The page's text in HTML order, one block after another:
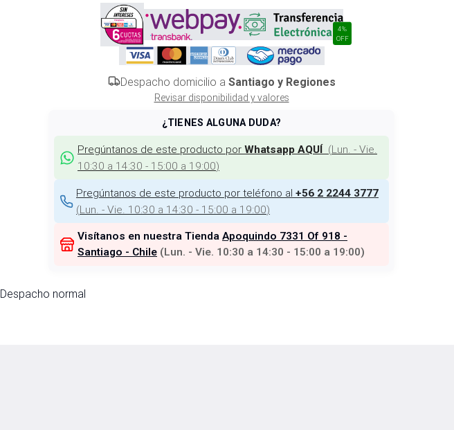
4%
OFF
Despacho domicilio a Santiago y Regiones
Revisar disponibilidad y valores
¿TIENES ALGUNA DUDA?
Pregúntanos de este producto por Whatsapp AQUÍ (Lun. - Vie.
10:30 a 14:30 - 15:00 a 19:00)
Pregúntanos de este producto por teléfono al +56 2 2244 3777
(Lun. - Vie. 10:30 a 14:30 - 15:00 a 19:00)
Visítanos en nuestra Tienda Apoquindo 7331 Of 918 -
Santiago - Chile (Lun. - Vie. 10:30 a 14:30 - 15:00 a 19:00)
Despacho normal